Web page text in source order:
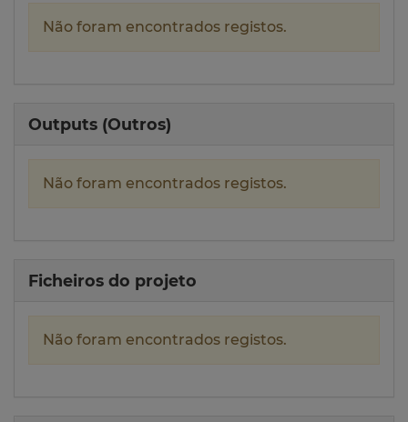
Não foram encontrados registos.
Outputs (Outros)
Não foram encontrados registos.
Ficheiros do projeto
Não foram encontrados registos.